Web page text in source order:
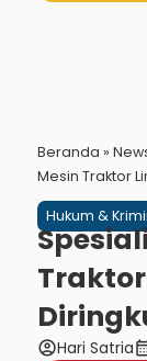
Beranda »
Mesin Traktor
Hukum &
account_circleHari Satria